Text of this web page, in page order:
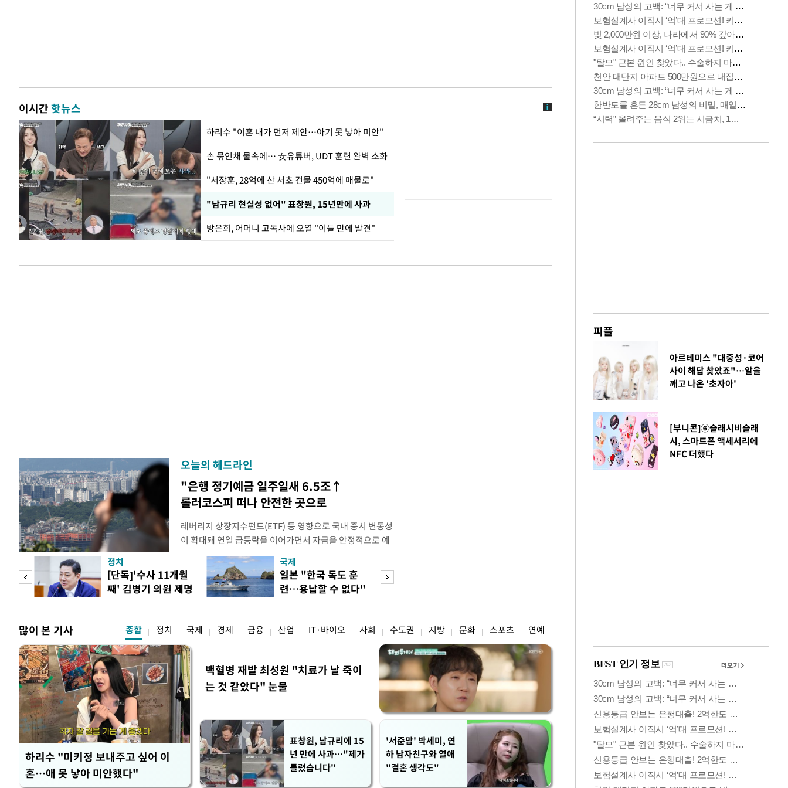
이시간핫뉴스
하리수 "이혼 내가 먼저 제안…아기 못 낳아 미안"
손 묶인채 물속에… 女유튜버, UDT 훈련 완벽 소화
"서장훈, 28억에 산 서초 건물 450억에 매물로"
"남규리 현실성 없어" 표창원, 15년만에 사과
방은희, 어머니 고독사에 오열 "이틀 만에 발견"
오늘의 헤드라인
"은행 정기예금 일주일새 6.5조↑
롤러코스피 떠나 안전한 곳으로
레버리지 상장지수펀드(ETF) 등 영향으로 국내 증시 변동성
이 확대돼 연일 급등락을 이어가면서 자금을 안정적으로 예
치하려는 수요가 점차 불어나고 있다. 기준금리 인상기 전환
으로 은행권 수신상품 금리도 오르면서 시중 유동자금이 예
금으로 빠르게 몰리는 모습이다. 8일 금융권에 따르면 KB국
민·신한·하나·우리·NH농협 등 5대 시중은행의 정기예금
정치
[단독]'수사 11개월
째' 김병기 의원 제명
국제
일본 "한국 독도 훈
련…용납할 수 없다"
많이 본 기사 종합 정치 국제 경제 금융 산업 IT·바이오 사회 수도권 지방 문화 스포츠 연예
하리수 "미키정 보내주고 싶어 이
혼…애 못 낳아 미안했다"
백혈병 재발 최성원 "치료가 날 죽이
는 것 같았다" 눈물
표창원, 남규리에 15
년 만에 사과…"제가
틀렸습니다"
'서준맘' 박세미, 연
하 남자친구와 열애
"결혼 생각도"
피플
아르테미스 "대중성·코어
사이 해답 찾았죠"…알을
깨고 나온 '초자아'
[부니콘]⑥슬래시비슬래
시, 스마트폰 액세서리에
NFC 더했다